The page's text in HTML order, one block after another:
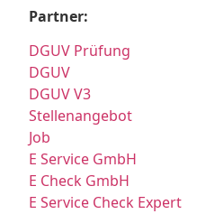
Partner:
DGUV Prüfung
DGUV
DGUV V3
Stellenangebot
Job
E Service GmbH
E Check GmbH
E Service Check Expert